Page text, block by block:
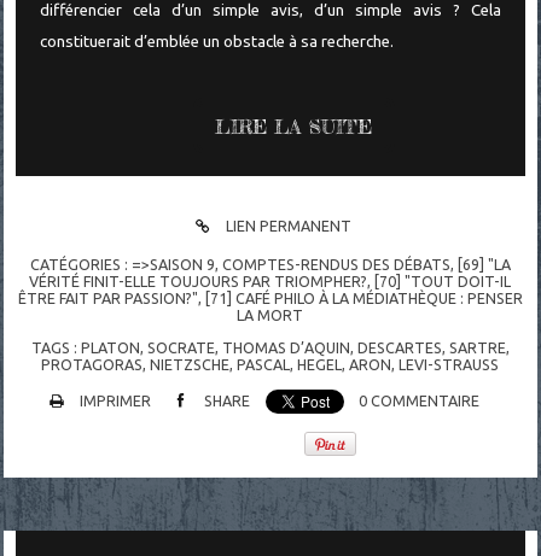
différencier cela d’un simple avis, d’un simple avis ? Cela
constituerait d’emblée un obstacle à sa recherche.
LIRE LA SUITE
LIEN PERMANENT
CATÉGORIES : =>SAISON 9, COMPTES-RENDUS DES DÉBATS, [69] "LA
VÉRITÉ FINIT-ELLE TOUJOURS PAR TRIOMPHER?,
[70] "TOUT DOIT-IL
ÊTRE FAIT PAR PASSION?",
[71] CAFÉ PHILO À LA MÉDIATHÈQUE : PENSER
LA MORT
TAGS : PLATON SOCRATE THOMAS D’AQUIN DESCARTES SARTRE
PROTAGORAS ,NIETZSCHE ,PASCAL ,HEGEL ARON ,LEVI-STRAUSS
IMPRIMER SHARE 0 COMMENTAIRE